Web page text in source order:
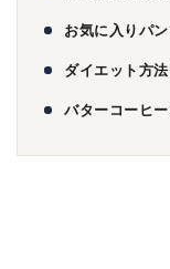
お気に入りパ
ダイエット方
バターコーヒ